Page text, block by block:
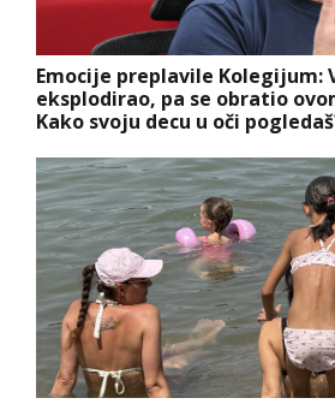
Emocije preplavile Kolegijum:
eksplodirao, pa se obratio
Kako svoju decu u oči